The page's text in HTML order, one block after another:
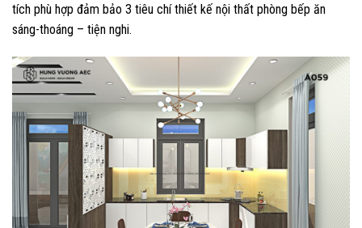
tích phù hợp đảm bảo 3 tiêu chí thiết kế nội thất phòng bếp ăn
sáng-thoáng – tiện nghi.